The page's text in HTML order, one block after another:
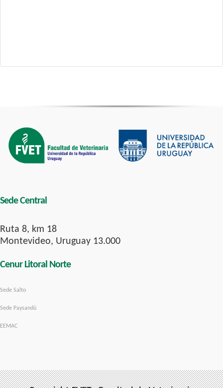
Sede Central
Ruta 8, km 18
Montevideo, Uruguay 13.000
Cenur Litoral Norte
Sede Salto
Sede Paysandú
EEMAC